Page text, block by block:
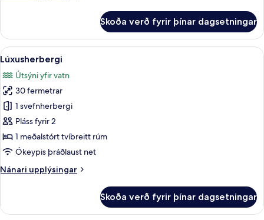
Room
with
Patio
Skoða verð fyrir þínar dagsetningar
Skoða
allar
myndir
fyrir
Lúxusherbergi
Lúxusherbergi | Rúmföt af bestu
5
Lúxusherbergi
Útsýni yfir vatn
30 fermetrar
1 svefnherbergi
Pláss fyrir 2
1 meðalstórt tvíbreitt rúm
Ókeypis þráðlaust net
Nánari upplýsingar
Nánari
Skoða verð fyrir þínar dagsetningar